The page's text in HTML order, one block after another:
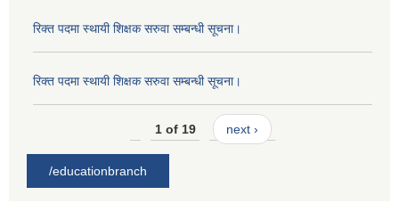
रिक्त पदमा स्थायी शिक्षक सरुवा सम्बन्धी सूचना।
रिक्त पदमा स्थायी शिक्षक सरुवा सम्बन्धी सूचना।
1 of 19 next ›
/educationbranch